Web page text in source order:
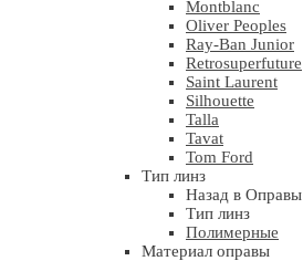
Montblanc
Oliver Peoples
Ray-Ban Junior
Retrosuperfuture
Saint Laurent
Silhouette
Talla
Tavat
Tom Ford
Тип линз
Назад в Оправы
Тип линз
Полимерные
Материал оправы